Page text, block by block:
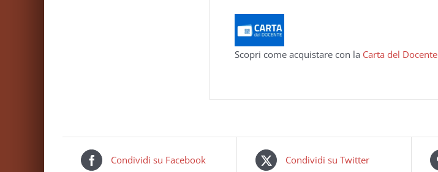
Scopri come acquistare con la Carta del Docente
Condividi su Facebook Condividi su Twitter